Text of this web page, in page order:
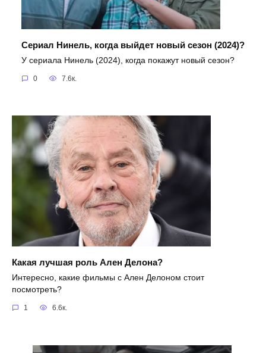
Сериал Нинель, когда выйдет новый сезон (2024)?
У сериала Нинель (2024), когда покажут новый сезон?
0 7.6к.
Какая лучшая роль Ален Делона?
Интересно, какие фильмы с Ален Делоном стоит
посмотреть?
1 6.6к.